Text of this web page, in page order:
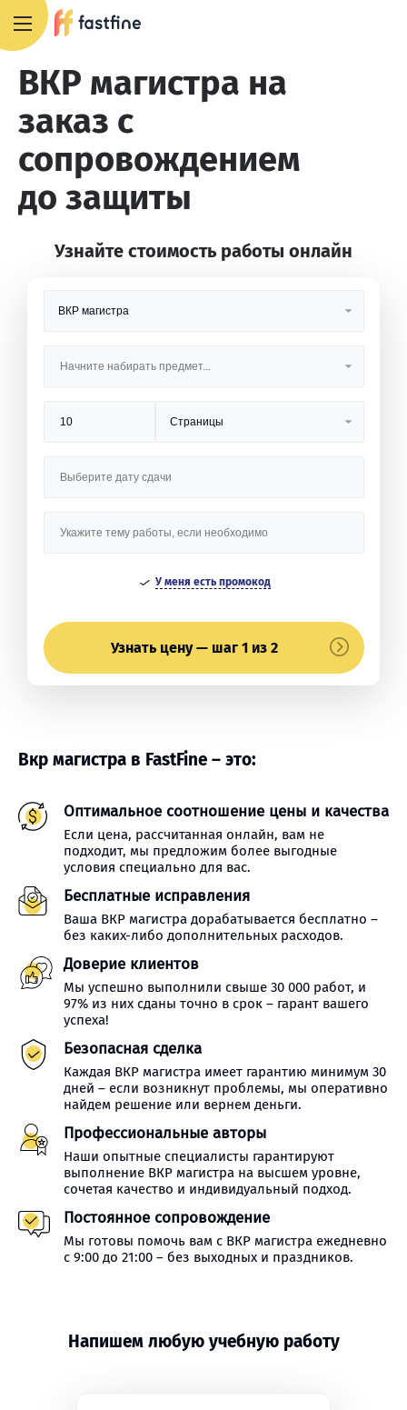
ВКР магистра на
заказ с
сопровождением
до защиты
Узнайте стоимость работы онлайн
У меня есть промокод
Узнать цену — шаг 1 из 2
Вкр магистра в FastFine – это:
Оптимальное соотношение цены и качества
Если цена, рассчитанная онлайн, вам не
подходит, мы предложим более выгодные
условия специально для вас.
Бесплатные исправления
Ваша ВКР магистра дорабатывается бесплатно –
без каких-либо дополнительных расходов.
Доверие клиентов
Мы успешно выполнили свыше 30 000 работ, и
97% из них сданы точно в срок – гарант вашего
успеха!
Безопасная сделка
Каждая ВКР магистра имеет гарантию минимум 30
дней – если возникнут проблемы, мы оперативно
найдем решение или вернем деньги.
Профессиональные авторы
Наши опытные специалисты гарантируют
выполнение ВКР магистра на высшем уровне,
сочетая качество и индивидуальный подход.
Постоянное сопровождение
Мы готовы помочь вам с ВКР магистра ежедневно
с 9:00 до 21:00 – без выходных и праздников.
Напишем любую учебную работу